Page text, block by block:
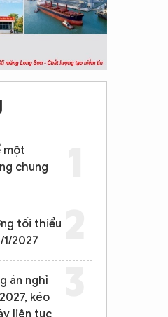
một
chung
tối thiểu
1/2027
án nghỉ
kéo
liên tục